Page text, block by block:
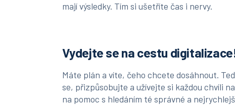
mají výsledky. Tím si ušetříte čas i nervy.
Vydejte se na cestu
Máte plán a víte, čeho chcete dosáhnout.
se, přizpůsobujte a užívejte si každou chvíli
na pomoc s hledáním té správné a